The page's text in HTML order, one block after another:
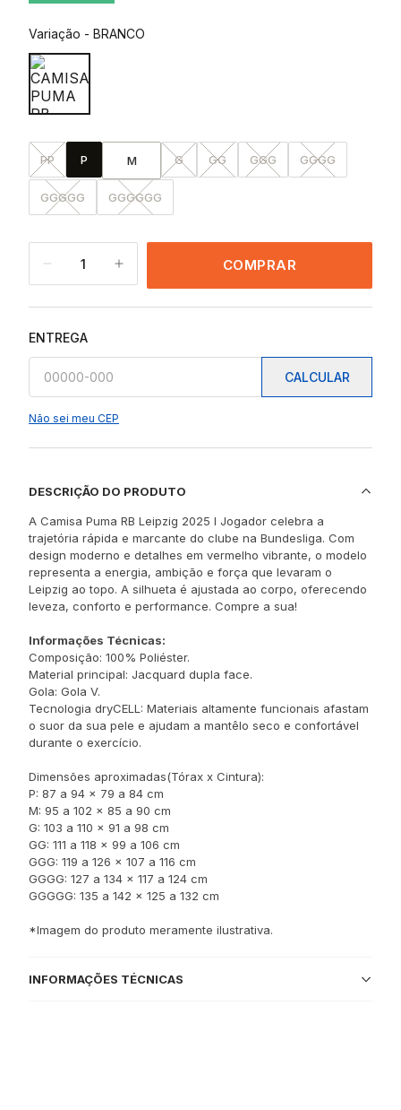
Variação - BRANCO
PP P M G GG GGG GGGG
GGGGG GGGGGG
1 COMPRAR
ENTREGA
CALCULAR
Não sei meu CEP
DESCRIÇÃO DO PRODUTO
A Camisa Puma RB Leipzig 2025 I Jogador celebra a
trajetória rápida e marcante do clube na Bundesliga. Com
design moderno e detalhes em vermelho vibrante, o modelo
representa a energia, ambição e força que levaram o
Leipzig ao topo. A silhueta é ajustada ao corpo, oferecendo
leveza, conforto e performance. Compre a sua!
Informações Técnicas:
Composição: 100% Poliéster.
Material principal: Jacquard dupla face.
Gola: Gola V.
Tecnologia dryCELL: Materiais altamente funcionais afastam
o suor da sua pele e ajudam a mantêlo seco e confortável
durante o exercício.
Dimensões aproximadas(Tórax x Cintura):
P: 87 a 94 x 79 a 84 cm
M: 95 a 102 x 85 a 90 cm
G: 103 a 110 x 91 a 98 cm
GG: 111 a 118 x 99 a 106 cm
GGG: 119 a 126 x 107 a 116 cm
GGGG: 127 a 134 x 117 a 124 cm
GGGGG: 135 a 142 x 125 a 132 cm
*Imagem do produto meramente ilustrativa.
INFORMAÇÕES TÉCNICAS